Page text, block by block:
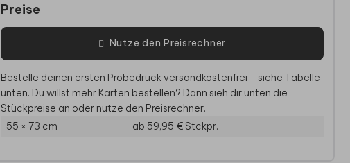
GÄSTEBUCH
Preise
Nutze den Preisrechner
Bestelle deinen ersten Probedruck versandkostenfrei – siehe Tabelle
unten. Du willst mehr Karten bestellen? Dann sieh dir unten die
Stückpreise an oder nutze den Preisrechner.
55 × 73 cm
ab 59,95 €Stckpr.